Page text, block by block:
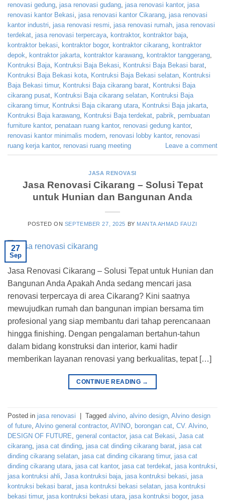
renovasi gedung jasa renovasi gudang jasa renovasi kantor, jasa
renovasi kantor Bekasi
jasa renovasi kantor Cikarang jasa renovasi
kantor industri
jasa renovasi resmi jasa renovasi rumah jasa renovasi
terdekat jasa renovasi terpercaya kontraktor, kontraktor baja
kontraktor bekasi
kontraktor bogor, kontraktor cikarang kontraktor
depok
kontraktor jakarta kontraktor karawang kontraktor tanggerang
Kontruksi Baja Kontruksi Baja Bekasi Kontruksi Baja Bekasi barat
Kontruksi Baja Bekasi kota Kontruksi Baja Bekasi selatan Kontruksi
Baja Bekasi timur, Kontruksi Baja cikarang barat Kontruksi Baja
cikarang pusat Kontruksi Baja cikarang selatan Kontruksi Baja
cikarang timur, Kontruksi Baja cikarang utara Kontruksi Baja jakarta
Kontruksi Baja karawang Kontruksi Baja terdekat pabrik pembuatan
furniture kantor, penataan ruang kantor, renovasi gedung kantor,
renovasi kantor minimalis modern renovasi lobby kantor, renovasi
ruang kerja kantor, renovasi ruang meeting Leave a comment
JASA RENOVASI
Jasa Renovasi Cikarang – Solusi Tepat
untuk Hunian dan Bangunan Anda
POSTED ON SEPTEMBER 27, 2025 BY MANTA AHMAD FAUZI
27
Sep
Jasa Renovasi Cikarang – Solusi Tepat untuk Hunian dan
Bangunan Anda Apakah Anda sedang mencari jasa
renovasi terpercaya di area Cikarang? Kini saatnya
mewujudkan rumah dan bangunan impian bersama tim
profesional yang siap membantu dari tahap perencanaan
hingga finishing. Dengan pengalaman bertahun-tahun
dalam bidang konstruksi dan interior, kami hadir
memberikan layanan renovasi yang berkualitas, tepat […]
CONTINUE READING →
Posted in jasa renovasi Tagged alvino, alvino design, Alvino design
of future, Alvino general contractor, AVINO, borongan cat, CV. Alvino,
DESIGN OF FUTURE, general contactor, jasa cat Bekasi, Jasa cat
cikarang, jasa cat dinding, jasa cat dinding cikarang barat, jasa cat
dinding cikarang selatan, jasa cat dinding cikarang timur, jasa cat
dinding cikarang utara, jasa cat kantor, jasa cat terdekat, jasa kontruksi,
jasa kontruksi ahli, Jasa kontruksi baja, jasa kontruksi bekasi, jasa
kontruksi bekasi barat, jasa kontruksi bekasi selatan, jasa kontruksi
bekasi timur, jasa kontruksi bekasi utara, jasa kontruksi bogor, jasa